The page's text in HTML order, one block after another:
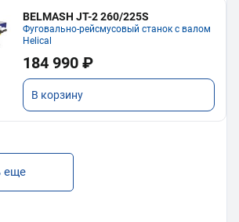
BELMASH JT-2 260/225S
Фуговально-рейсмусовый станок с валом
Helical
184 990 ₽
В корзину
еще